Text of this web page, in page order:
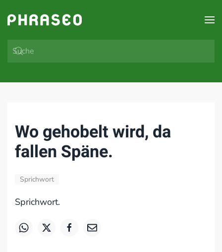
Zum Hauptinhalt springen
Wo gehobelt wird, da
fallen Späne.
Sprichwort
Sprichwort.